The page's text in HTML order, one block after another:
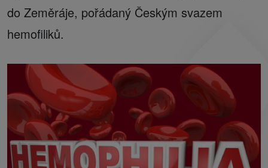
do Zeměráje, pořádaný Českým svazem
hemofiliků.